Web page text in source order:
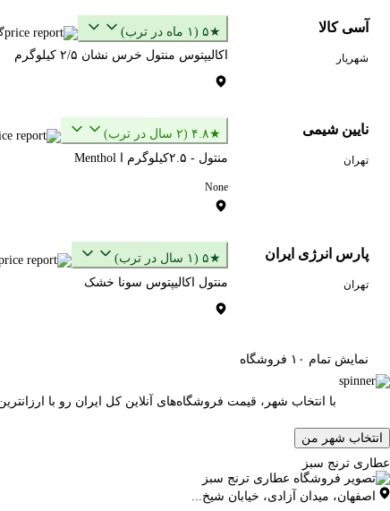
آسی کالا
شهریار
★۵ (۱ ماه در ترب)
اکالیپتوس منتول خرس نشان ۲/۵ کیلوگرم
نایین شیمی
تهران
★۴.۸ (۲ سال در ترب)
منتول - ۲.۵کیلوگرم ا Menthol
None
پارس انرژی ایران
تهران
★۵ (۱ سال در ترب)
منتول اکالیپتوس سونا خشک
نمایش تمام ۱۰ فروشگاه
با انتخاب شهر، قیمت فروشگاه‌های آنلاین کل ایران رو با
انتخاب شهر من
عطاری ترنج سبز
اصفهان، میدان آزادی، خیابان شیخ...